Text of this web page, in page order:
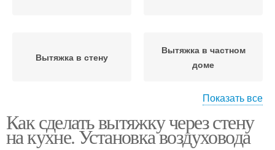
Вытяжка в стену
Вытяжка в частном
доме
доме
Плиты в частном доме
Показать все
Как сделать вытяжку через стену
на кухне. Установка воздуховода